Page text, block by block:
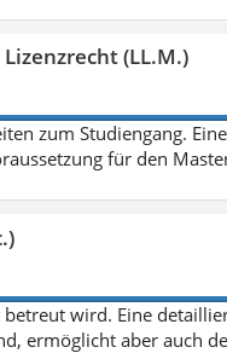
(LL.M.)
zum Studiengang.
für den
betreut wird. Eine
ermöglicht aber auch